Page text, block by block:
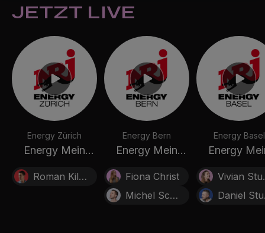
JETZT LIVE
Energy Zürich
Energy Mein
Roman Kilchsperger
Energy Bern
Energy Mein
Fiona Christ
Michel Schelker
Energy Basel
Energy